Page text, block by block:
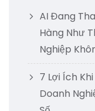
AI Đang
Hàng Như
Nghiệp
7 Lợi Ích
Doanh